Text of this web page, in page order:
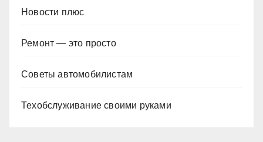
Новости плюс
Ремонт — это просто
Советы автомобилистам
Техобслуживание своими руками